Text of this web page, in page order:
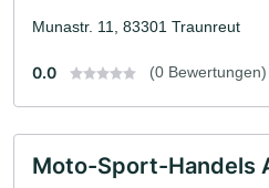
Munastr. 11, 83301 Traunreut
0.0 (0 Bewertungen)
Moto-Sport-Handels